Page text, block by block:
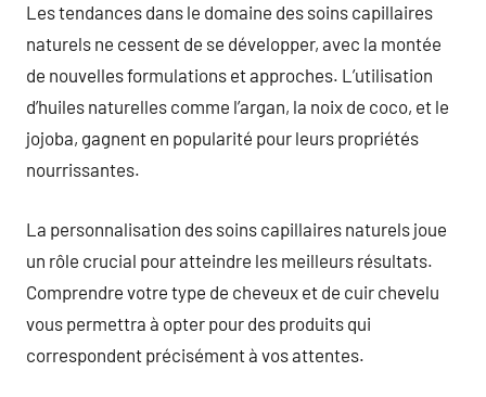
Les tendances dans le domaine des soins capillaires
naturels ne cessent de se développer, avec la montée
de nouvelles formulations et approches. L’utilisation
d’huiles naturelles comme l’argan, la noix de coco, et le
jojoba, gagnent en popularité pour leurs propriétés
nourrissantes.
La personnalisation des soins capillaires naturels joue
un rôle crucial pour atteindre les meilleurs résultats.
Comprendre votre type de cheveux et de cuir chevelu
vous permettra à opter pour des produits qui
correspondent précisément à vos attentes.